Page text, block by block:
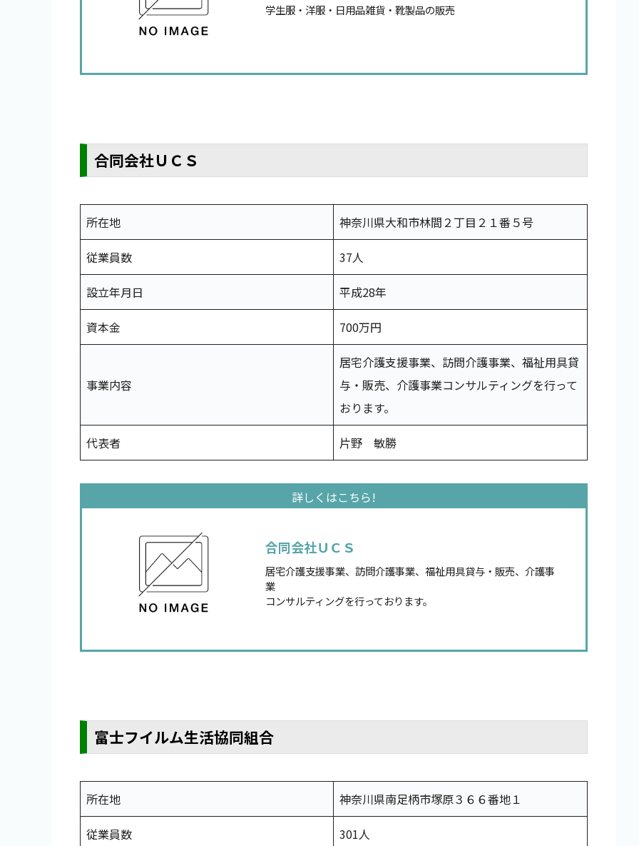
学生服・洋服・日用品雑貨・靴製品の販売
合同会社ＵＣＳ
所在地 神奈川県大和市林間２丁目２１番５号
従業員数 37人
設立年月日 平成28年
資本金 700万円
事業内容
居宅介護支援事業、訪問介護事業、福祉用具貸
与・販売、介護事業コンサルティングを行って
おります。
代表者 片野 敏勝
合同会社ＵＣＳ
居宅介護支援事業、訪問介護事業、福祉用具貸与・販売、介護事
業
コンサルティングを行っております。
富士フイルム生活協同組合
所在地 神奈川県南足柄市塚原３６６番地１
従業員数 301人